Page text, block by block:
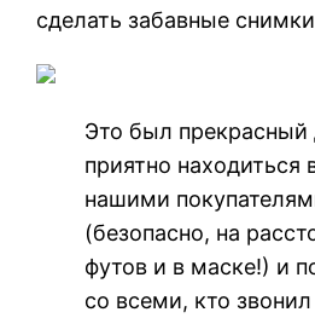
сделать забавные
Это был прекрасный
приятно находиться
нашими
(безопасно, на
футов и в маске!) и
со всеми, кто